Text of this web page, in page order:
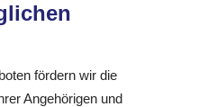
fördern wir die
Angehörigen und